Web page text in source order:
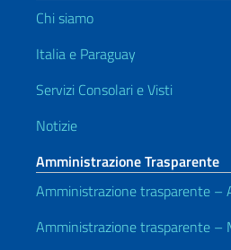
Chi siamo
Italia e Paraguay
Servizi Consolari e Visti
Notizie
Amministrazione Trasparente
Amministrazione trasparente –
Amministrazione trasparente –